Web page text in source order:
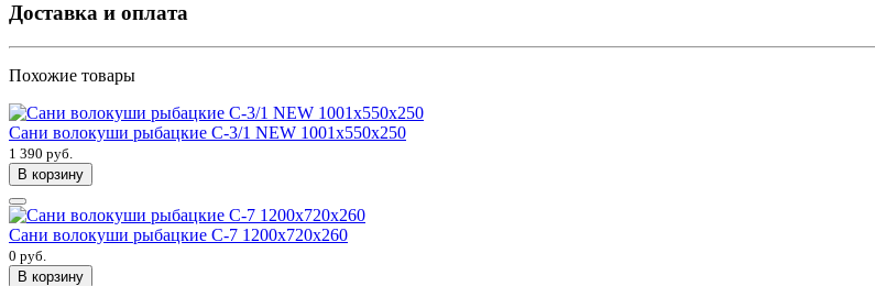
Доставка и оплата
Похожие товары
Сани волокуши рыбацкие С-3/1 NEW 1001х550х250
1 390 руб.
В корзину
Сани волокуши рыбацкие С-7 1200x720x260
0 руб.
В корзину